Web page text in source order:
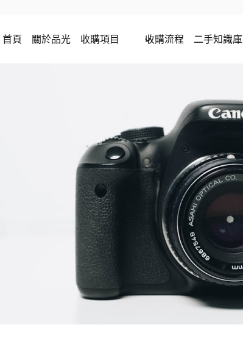
首頁 關於品光 收購項目 收購流程 二手知識庫